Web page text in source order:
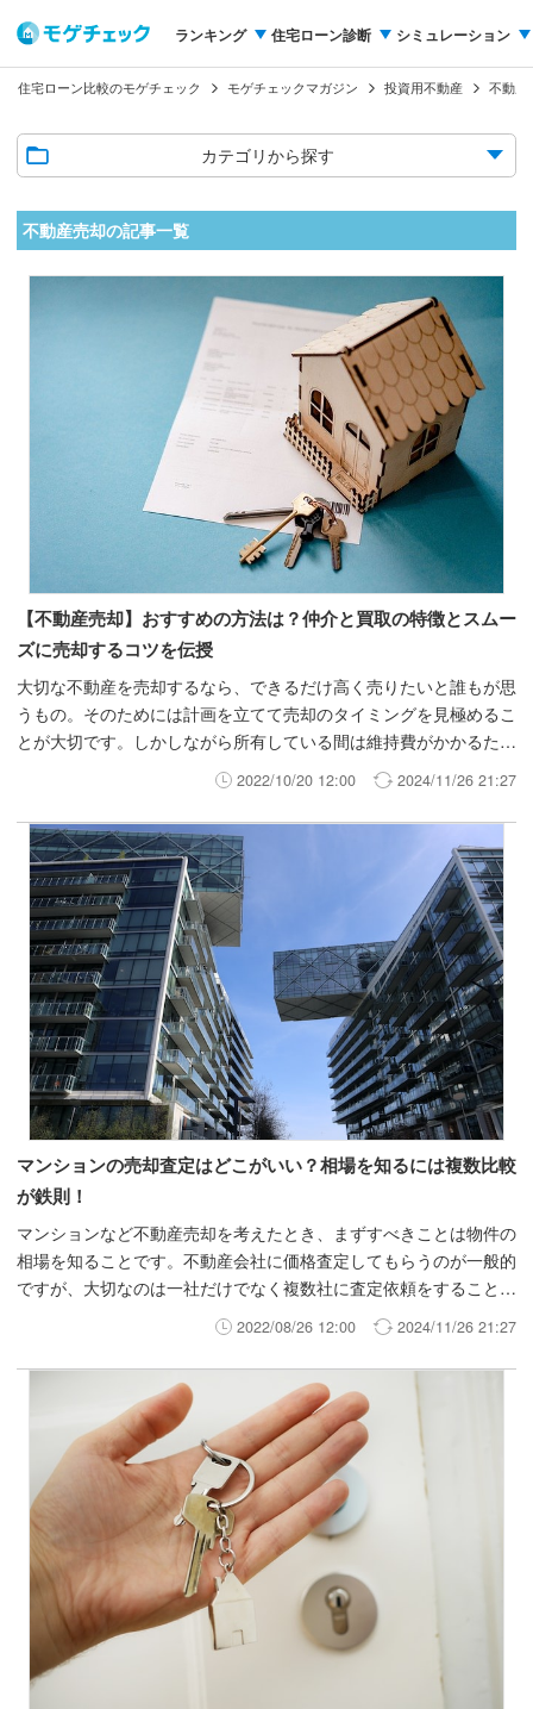
ランキング 住宅ローン診断 シミュレーション
住宅ローン比較のモゲチェック モゲチェックマガジン 投資用不動産 不動産
カテゴリから探す
不動産売却の記事一覧
【不動産売却】おすすめの方法は？仲介と買取の特徴とスムー
ズに売却するコツを伝授
大切な不動産を売却するなら、できるだけ高く売りたいと誰もが思
うもの。そのためには計画を立てて売却のタイミングを見極めるこ
とが大切です。しかしながら所有している間は維持費がかかるた
め、状況によっては早めに手放す決断も必要かもしれません。 こ
の記事では、初めて不動産売却を検討する人に向けて、スムーズに
売却するためのコツや注意点をなど解説します。 *お時間のない方
へ、今保有している物件がどのくらいで売却できそうか知りたい方
はINVASEでは買取・仲介の両方から売却活動をお手伝いさせてい
ただいております。少しでも売却について検討されているのであれ
ば無料カウンセリング売却編をご利用ください。
2022/10/20 12:00 2024/11/26 21:27
マンションの売却査定はどこがいい？相場を知るには複数比較
が鉄則！
マンションなど不動産売却を考えたとき、まずすべきことは物件の
相場を知ることです。不動産会社に価格査定してもらうのが一般的
ですが、大切なのは一社だけでなく複数社に査定依頼をすること。
そこで今回は、査定依頼に便利な一括査定サービスについて紹介す
るとともに、仲介を依頼する不動産会社を選ぶポイントや注意点な
どを解説します。 所有するマンションを有利に売却するために、
ぜひ目を通してみてください。 *お時間のない方へ、今保有してい
る物件がどのくらいで売却できそうか知りたい方はINVASEでは買
取・仲介の両方から売却活動をお手伝いさせていただいておりま
す。少しでも売却について検討されているのであれば無料カウンセ
リング売却編をご利用ください。
2022/08/26 12:00 2024/11/26 21:27